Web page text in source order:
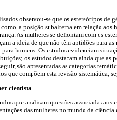
observou-se que os estereótipos de
a posição subalterna em relação
As mulheres se defrontam com os
a ideia de que não têm aptidões para
para homens. Os estudos evidenciam
os estudos destacam ainda que as
são apresentadas as categorias
que compõem esta revisão sistemática,
cientista
que analisam questões associadas
das mulheres no mundo da